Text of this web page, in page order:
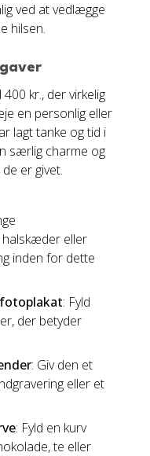
ved at vedlægge
hilsen.
kr., der virkelig
en personlig eller
lagt tanke og tid i
særlig charme og
er givet.
halskæder eller
inden for dette
: Fyld
der betyder
: Giv den et
eller et
: Fyld en kurv
te eller